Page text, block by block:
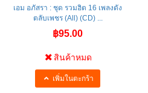
เอม อภัสรา : ชุด รวมฮิต 16 เพลงดัง
ตลับเพชร (All) (CD) ...
฿95.00
สินค้าหมด
เพิ่มในตะกร้า